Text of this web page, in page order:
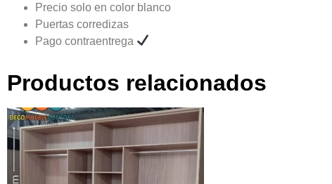
Precio solo en color blanco
Puertas corredizas
Pago contraentrega
Productos relacionados